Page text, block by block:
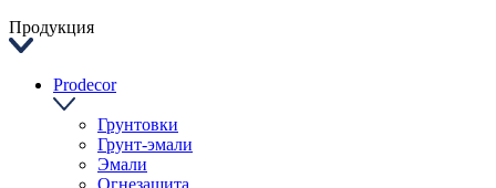
Продукция
Prodecor
Грунтовки
Грунт-эмали
Эмали
Огнезащита